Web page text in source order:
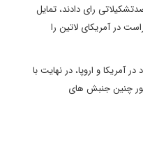
رای دادند، تمایل
در آمریکای لاتین را
و اروپا، در نهایت با
چنین جنبش های